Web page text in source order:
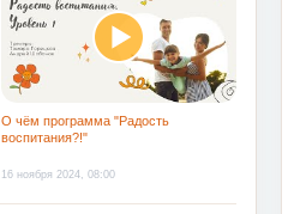
О чём программа "Радость
воспитания?!"
16 ноября 2024, 08:00